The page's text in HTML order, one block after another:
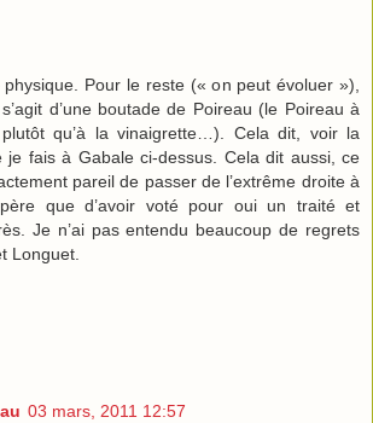
physique. Pour le reste (« on peut évoluer »),
d’une boutade de Poireau (le Poireau à
qu’à la vinaigrette…). Cela dit, voir la
je fais à Gabale ci-dessus. Cela dit aussi, ce
pareil de passer de l’extrême droite à
que d’avoir voté pour oui un traité et
Je n’ai pas entendu beaucoup de regrets
Longuet.
03 mars, 2011 12:57